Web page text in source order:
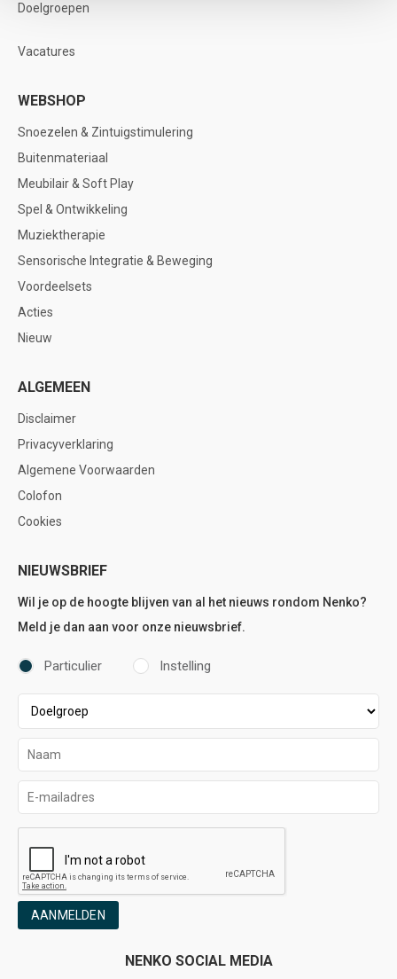
Doelgroepen
Vacatures
WEBSHOP
Snoezelen & Zintuigstimulering
Buitenmateriaal
Meubilair & Soft Play
Spel & Ontwikkeling
Muziektherapie
Sensorische Integratie & Beweging
Voordeelsets
Acties
Nieuw
ALGEMEEN
Disclaimer
Privacyverklaring
Algemene Voorwaarden
Colofon
Cookies
NIEUWSBRIEF
Wil je op de hoogte blijven van al het nieuws rondom Nenko?
Meld je dan aan voor onze nieuwsbrief.
Particulier Instelling
AANMELDEN
NENKO SOCIAL MEDIA